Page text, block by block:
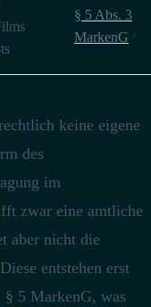
§ 5 Abs. 3
MarkenG
keine eigene
des
im
zwar eine amtliche
aber nicht die
Diese entstehen erst
§ 5 MarkenG, was